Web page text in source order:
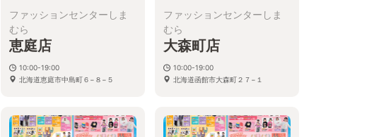
ファッションセンターしま
むら
恵庭店
10:00-19:00
北海道恵庭市中島町６−８−５
ファッションセンターしま
むら
大森町店
10:00-19:00
北海道函館市大森町２７−１